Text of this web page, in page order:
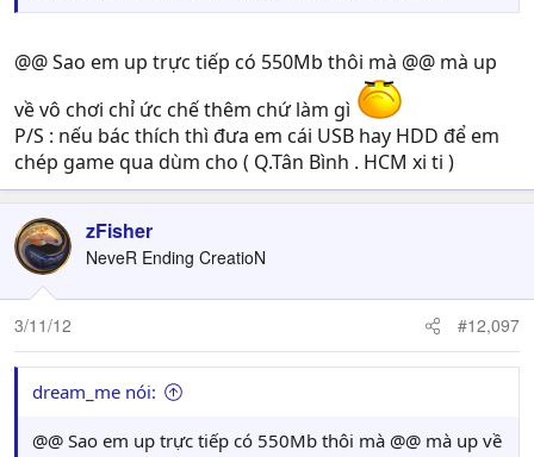
@@ Sao em up trực tiếp có 550Mb thôi mà @@ mà up
về vô chơi chỉ ức chế thêm chứ làm gì
P/S : nếu bác thích thì đưa em cái USB hay HDD để em
chép game qua dùm cho ( Q.Tân Bình . HCM xi ti )
zFisher
NeveR Ending CreatioN
3/11/12 #12,097
dream_me nói:
@@ Sao em up trực tiếp có 550Mb thôi mà @@ mà up về